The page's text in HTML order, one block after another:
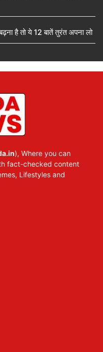
है तो ये 12 बातें तुरंत अपना लो
), Where you can
fact-checked content
Lifestyles and